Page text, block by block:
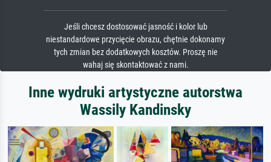
Jeśli chcesz dostosować jasność i kolor lub
niestandardowe przycięcie obrazu, chętnie dokonamy
tych zmian bez dodatkowych kosztów. Proszę nie
wahaj się skontaktować z nami.
Inne wydruki artystyczne autorstwa
Wassily Kandinsky